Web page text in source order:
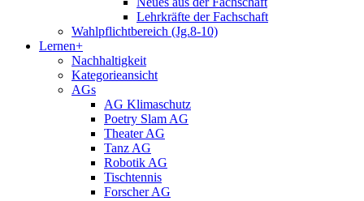
Lehrkräfte der Fachschaft
Wahlpflichtbereich (Jg.8-10)
Lernen+
Nachhaltigkeit
Kategorieansicht
AGs
AG Klimaschutz
Poetry Slam AG
Theater AG
Tanz AG
Robotik AG
Tischtennis
Forscher AG